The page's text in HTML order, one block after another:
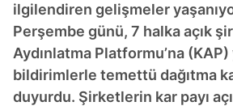
ilgilendiren gelişmeler
Perşembe günü, 7 halka açık
Aydınlatma Platformu’na (KAP)
bildirimlerle temettü dağıtma
duyurdu. Şirketlerin kar payı